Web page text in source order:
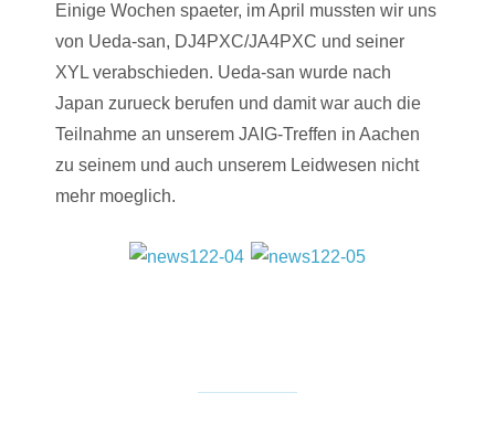
Einige Wochen spaeter, im April mussten wir uns
von Ueda-san, DJ4PXC/JA4PXC und seiner
XYL verabschieden. Ueda-san wurde nach
Japan zurueck berufen und damit war auch die
Teilnahme an unserem JAIG-Treffen in Aachen
zu seinem und auch unserem Leidwesen nicht
mehr moeglich.